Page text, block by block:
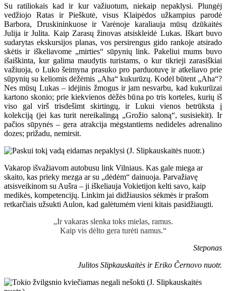
Su ratiliokais kad ir kur važiuotum, niekaip nepaklysi. Plungėj
vedžiojo Ratas ir Pieškutė, visus Klaipėdos užkampius parodė
Barbora, Druskininkuose ir Varėnoje karaliauja mūsų dzūkaitės
Julija ir Julita. Kaip Zarasų žinovas atsiskleidė Lukas. Iškart buvo
sudarytas ekskursijos planas, vos persirengus gido rankoje atsirado
skėtis ir iškeliavome „mirties“ sūpynių link. Pakeliui mums buvo
išaiškinta, kur galima maudytis turistams, o kur tikrieji zarasiškiai
važiuoja, o Luko šeimyna prasuko pro parduotuvę ir atkeliavo prie
sūpynių su keliomis dėžėmis „Aha“ kukurūzų. Kodėl būtent „Aha“?
Nes mūsų Lukas – idėjinis žmogus ir jam nesvarbu, kad kukurūzai
kartono skonio; prie kiekvienos dėžės būna po tris korteles, kurių iš
viso gal virš trisdešimt skirtingų, ir Lukui vienos betrūksta į
kolekciją (jei kas turit nereikalingą „Grožio saloną“, susisiekit). Ir
pačios sūpynės – gera atrakcija mėgstantiems nedideles adrenalino
dozes; prižadu, nemirsit.
Vakarop išvažiavom autobusu link Vilniaus. Kas gale miega ar
skaito, kas prieky mezga ar su „dėdėm“ dainuoja. Parvažiavę
atsisveikinom su Aušra – ji iškeliauja Vokietijon kelti savo, kaip
medikės, kompetencijų. Linkim jai didžiausios sėkmės ir prašom
retkarčiais užsukti Aulon, kad galėtumėm vieni kitais pasidžiaugti.
„Ir vakaras slenka toks mielas, ramus.
Kaip vis dėlto gera turėti namus.“
Steponas
Julitos Slipkauskaitės ir Eriko Černovo nuotr.